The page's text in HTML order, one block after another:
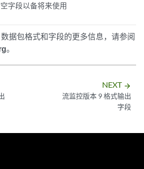
字段以备将来使用
据包格式和字段的更多信息，请参阅
。
NEXT arrow_forward
流监控版本 9 格式输出
字段